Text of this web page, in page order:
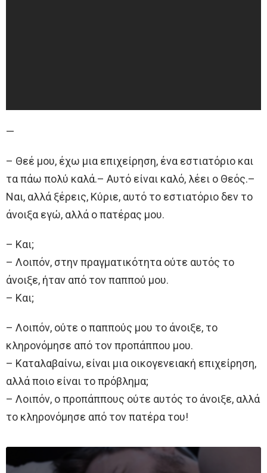
—
– Θεέ μου, έχω μια επιχείρηση, ένα εστιατόριο και
τα πάω πολύ καλά.– Αυτό είναι καλό, λέει ο Θεός.–
Ναι, αλλά ξέρεις, Κύριε, αυτό το εστιατόριο δεν το
άνοιξα εγώ, αλλά ο πατέρας μου.
– Και;
– Λοιπόν, στην πραγματικότητα ούτε αυτός το
άνοιξε, ήταν από τον παππού μου.
– Και;
– Λοιπόν, ούτε ο παππούς μου το άνοιξε, το
κληρονόμησε από τον προπάππου μου.
– Καταλαβαίνω, είναι μια οικογενειακή επιχείρηση,
αλλά ποιο είναι το πρόβλημα;
– Λοιπόν, ο προπάππους ούτε αυτός το άνοιξε, αλλά
το κληρονόμησε από τον πατέρα του!